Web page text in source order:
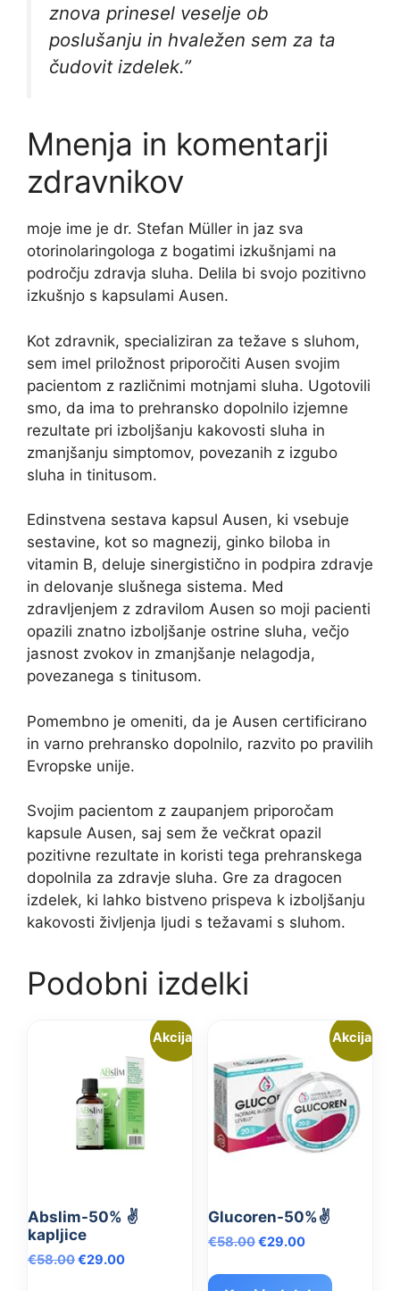
znova prinesel veselje ob
poslušanju in hvaležen sem za ta
čudovit izdelek.”
Mnenja in komentarji
zdravnikov
moje ime je dr. Stefan Müller in jaz sva
otorinolaringologa z bogatimi izkušnjami na
področju zdravja sluha. Delila bi svojo pozitivno
izkušnjo s kapsulami Ausen.
Kot zdravnik, specializiran za težave s sluhom,
sem imel priložnost priporočiti Ausen svojim
pacientom z različnimi motnjami sluha. Ugotovili
smo, da ima to prehransko dopolnilo izjemne
rezultate pri izboljšanju kakovosti sluha in
zmanjšanju simptomov, povezanih z izgubo
sluha in tinitusom.
Edinstvena sestava kapsul Ausen, ki vsebuje
sestavine, kot so magnezij, ginko biloba in
vitamin B, deluje sinergistično in podpira zdravje
in delovanje slušnega sistema. Med
zdravljenjem z zdravilom Ausen so moji pacienti
opazili znatno izboljšanje ostrine sluha, večjo
jasnost zvokov in zmanjšanje nelagodja,
povezanega s tinitusom.
Pomembno je omeniti, da je Ausen certificirano
in varno prehransko dopolnilo, razvito po pravilih
Evropske unije.
Svojim pacientom z zaupanjem priporočam
kapsule Ausen, saj sem že večkrat opazil
pozitivne rezultate in koristi tega prehranskega
dopolnila za zdravje sluha. Gre za dragocen
izdelek, ki lahko bistveno prispeva k izboljšanju
kakovosti življenja ljudi s težavami s sluhom.
Podobni izdelki
Akcija!
Abslim-50% ✌️
kapljice
€58.00Izvirna
€29.00Trenutna
Akcija!
Glucoren-50%✌️
€58.00Izvirna
je
€29.00Trenutna
je: